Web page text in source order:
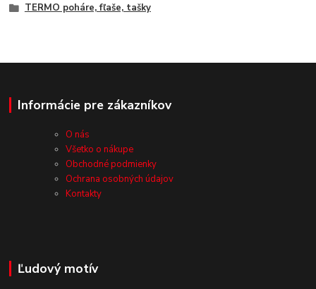
TERMO poháre, fľaše, tašky
Informácie pre zákazníkov
O nás
Všetko o nákupe
Obchodné podmienky
Ochrana osobných údajov
Kontakty
Ľudový motív